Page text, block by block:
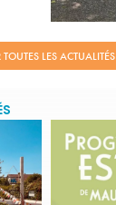
LES ACTUALITÉS